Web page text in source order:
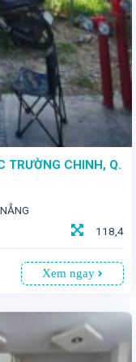
TRƯỜNG CHINH, Q.
118,4
Xem ngay